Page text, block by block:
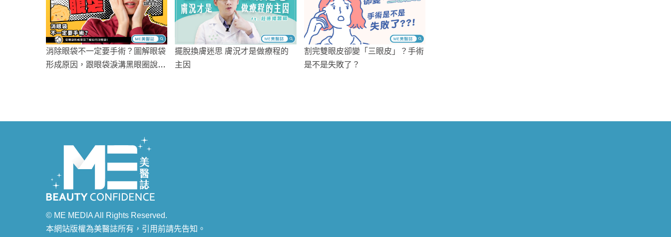
消除眼袋不一定要手術？圖解眼袋
形成原因，跟眼袋淚溝黑眼圈說掰
擺脫換膚迷思 膚況才是做療程的
主因
割完雙眼皮卻變「三眼皮」？手術
是不是失敗了？
© ME MEDIA All Rights Reserved.
本網站版權為美醫誌所有，引用前請先告知。